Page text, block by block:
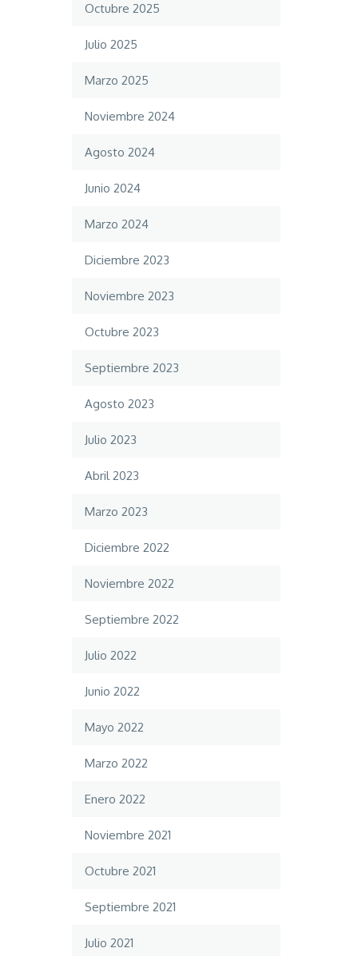
Octubre 2025
Julio 2025
Marzo 2025
Noviembre 2024
Agosto 2024
Junio 2024
Marzo 2024
Diciembre 2023
Noviembre 2023
Octubre 2023
Septiembre 2023
Agosto 2023
Julio 2023
Abril 2023
Marzo 2023
Diciembre 2022
Noviembre 2022
Septiembre 2022
Julio 2022
Junio 2022
Mayo 2022
Marzo 2022
Enero 2022
Noviembre 2021
Octubre 2021
Septiembre 2021
Julio 2021